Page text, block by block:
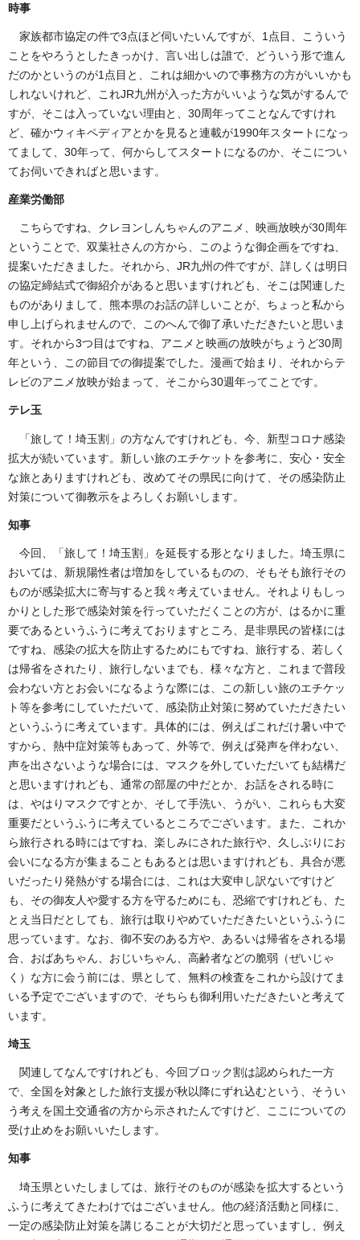
時事
家族都市協定の件で3点ほど伺いたいんですが、1点目、こういう
ことをやろうとしたきっかけ、言い出しは誰で、どういう形で進ん
だのかというのが1点目と、これは細かいので事務方の方がいいかも
しれないけれど、これJR九州が入った方がいいような気がするんで
すが、そこは入っていない理由と、30周年ってことなんですけれ
ど、確かウィキペディアとかを見ると連載が1990年スタートになっ
てまして、30年って、何からしてスタートになるのか、そこについ
てお伺いできればと思います。
産業労働部
こちらですね、クレヨンしんちゃんのアニメ、映画放映が30周年
ということで、双葉社さんの方から、このような御企画をですね、
提案いただきました。それから、JR九州の件ですが、詳しくは明日
の協定締結式で御紹介があると思いますけれども、そこは関連した
ものがありまして、熊本県のお話の詳しいことが、ちょっと私から
申し上げられませんので、このへんで御了承いただきたいと思いま
す。それから3つ目はですね、アニメと映画の放映がちょうど30周
年という、この節目での御提案でした。漫画で始まり、それからテ
レビのアニメ放映が始まって、そこから30週年ってことです。
テレ玉
「旅して！埼玉割」の方なんですけれども、今、新型コロナ感染
拡大が続いています。新しい旅のエチケットを参考に、安心・安全
な旅とありますけれども、改めてその県民に向けて、その感染防止
対策について御教示をよろしくお願いします。
知事
今回、「旅して！埼玉割」を延長する形となりました。埼玉県に
おいては、新規陽性者は増加をしているものの、そもそも旅行その
ものが感染拡大に寄与すると我々考えていません。それよりもしっ
かりとした形で感染対策を行っていただくことの方が、はるかに重
要であるというふうに考えておりますところ、是非県民の皆様には
ですね、感染の拡大を防止するためにもですね、旅行する、若しく
は帰省をされたり、旅行しないまでも、様々な方と、これまで普段
会わない方とお会いになるような際には、この新しい旅のエチケッ
ト等を参考にしていただいて、感染防止対策に努めていただきたい
というふうに考えています。具体的には、例えばこれだけ暑い中で
すから、熱中症対策等もあって、外等で、例えば発声を伴わない、
声を出さないような場合には、マスクを外していただいても結構だ
と思いますけれども、通常の部屋の中だとか、お話をされる時に
は、やはりマスクですとか、そして手洗い、うがい、これらも大変
重要だというふうに考えているところでございます。また、これか
ら旅行される時にはですね、楽しみにされた旅行や、久しぶりにお
会いになる方が集まることもあるとは思いますけれども、具合が悪
いだったり発熱がする場合には、これは大変申し訳ないですけど
も、その御友人や愛する方を守るためにも、恐縮ですけれども、た
とえ当日だとしても、旅行は取りやめていただきたいというふうに
思っています。なお、御不安のある方や、あるいは帰省をされる場
合、おばあちゃん、おじいちゃん、高齢者などの脆弱（ぜいじゃ
く）な方に会う前には、県として、無料の検査をこれから設けてま
いる予定でございますので、そちらも御利用いただきたいと考えて
います。
埼玉
関連してなんですけれども、今回ブロック割は認められた一方
で、全国を対象とした旅行支援が秋以降にずれ込むという、そうい
う考えを国土交通省の方から示されたんですけど、ここについての
受け止めをお願いいたします。
知事
埼玉県といたしましては、旅行そのものが感染を拡大するという
ふうに考えてきたわけではございません。他の経済活動と同様に、
一定の感染防止対策を講じることが大切だと思っていますし、例え